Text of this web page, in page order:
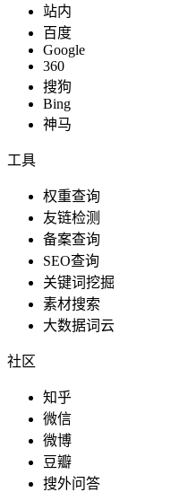
站内
百度
Google
360
搜狗
Bing
神马
工具
权重查询
友链检测
备案查询
SEO查询
关键词挖掘
素材搜索
大数据词云
社区
知乎
微信
微博
豆瓣
搜外问答